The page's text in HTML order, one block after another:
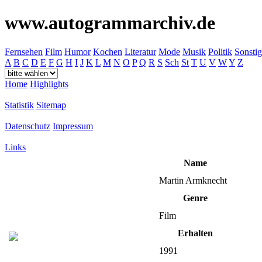
www.autogrammarchiv.de
Fernsehen Film Humor Kochen Literatur Mode Musik Politik
A B C D E F G H I J K L M N O P Q R S Sch St T U V WY Z
Home Highlights
Statistik Sitemap
Datenschutz Impressum
Links
Name
Martin Armknecht
Genre
Film
Erhalten
1991